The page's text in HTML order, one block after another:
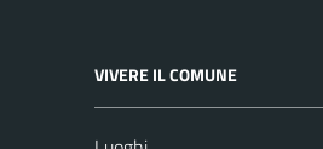
VIVERE IL COMUNE